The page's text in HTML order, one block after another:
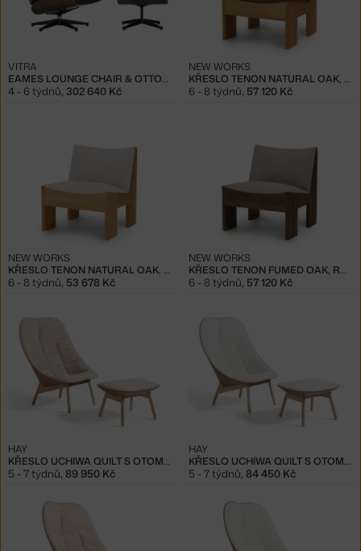
EAMES LOUNGE CHAIR & OTTOMAN WALNUT DARK, CHOCOLATE
VITRA
4 - 6 týdnů, 302 640 Kč
KŘESLO TENON NATURAL OAK, ZINC DRAKE MOCHA
NEW WORKS
6 - 8 týdnů, 57 120 Kč
KŘESLO TENON NATURAL OAK, ROMO RUSKIN QUILL
NEW WORKS
6 - 8 týdnů, 53 678 Kč
KŘESLO TENON FUMED OAK, ROMO RUSKIN NORI
NEW WORKS
6 - 8 týdnů, 57 120 Kč
KŘESLO UCHIWA QUILT S OTOMANEM, OAK / BOLGHERI LGG60
HAY
5 - 7 týdnů, 89 950 Kč
KŘESLO UCHIWA QUILT S OTOMANEM, OAK / MODE 009
HAY
5 - 7 týdnů, 84 450 Kč